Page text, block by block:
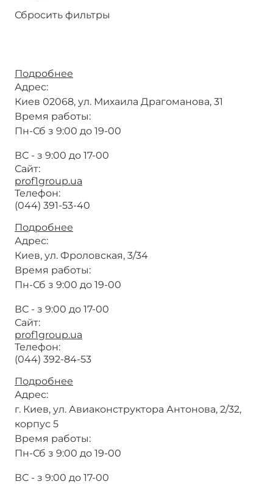
Подробнее
Адрес:
Киев 02068, ул. Михаила Драгоманова, 31
Время работы:
Пн-Сб з 9:00 до 19-00
ВС - з 9:00 до 17-00
Сайт:
prof1group.ua
Телефон:
(044) 391-53-40
Подробнее
(PROF1Group®)
Адрес:
Киев, ул. Фроловская, 3/34
Время работы:
Пн-Сб з 9:00 до 19-00
ВС - з 9:00 до 17-00
Сайт:
prof1group.ua
Телефон:
(044) 392-84-53
Подробнее
(PROF1Group®)
Адрес:
г. Киев, ул. Авиаконструктора Антонова, 2/32,
корпус 5
Время работы:
Пн-Сб з 9:00 до 19-00
ВС - з 9:00 до 17-00
Сбросить фильтры